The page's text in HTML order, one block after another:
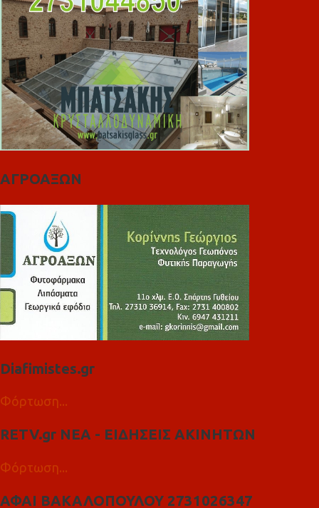
ΑΓΡΟΑΞΩΝ
Diafimistes.gr
Φόρτωση...
RETV.gr ΝΕΑ - ΕΙΔΗΣΕΙΣ ΑΚΙΝΗΤΩΝ
Φόρτωση...
ΑΦΑΙ ΒΑΚΑΛΟΠΟΥΛΟΥ 2731026347